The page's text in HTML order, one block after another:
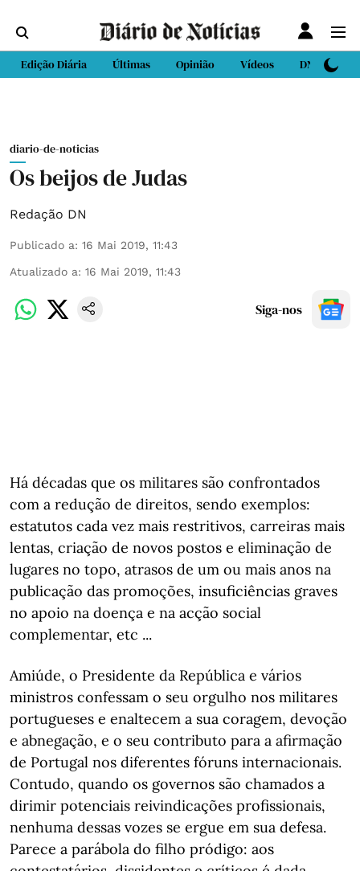
Edição Diária Últimas Opinião Vídeos DN Sport
diario-de-noticias
Os beijos de Judas
Redação DN
Publicado a: 16 Mai 2019, 11:43
Atualizado a: 16 Mai 2019, 11:43
Siga-nos
Há décadas que os militares são confrontados
com a redução de direitos, sendo exemplos:
estatutos cada vez mais restritivos, carreiras mais
lentas, criação de novos postos e eliminação de
lugares no topo, atrasos de um ou mais anos na
publicação das promoções, insuficiências graves
no apoio na doença e na acção social
complementar, etc ...
Amiúde, o Presidente da República e vários
ministros confessam o seu orgulho nos militares
portugueses e enaltecem a sua coragem, devoção
e abnegação, e o seu contributo para a afirmação
de Portugal nos diferentes fóruns internacionais.
Contudo, quando os governos são chamados a
dirimir potenciais reivindicações profissionais,
nenhuma dessas vozes se ergue em sua defesa.
Parece a parábola do filho pródigo: aos